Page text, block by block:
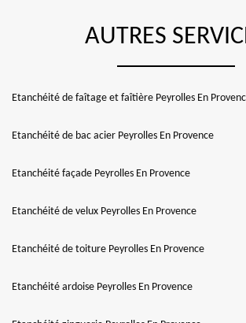
AUTRES
Etanchéité de faîtage et faîtière Peyrolles En
Etanchéité de bac acier Peyrolles En Provence
Etanchéité façade Peyrolles En Provence
Etanchéité de velux Peyrolles En Provence
Etanchéité de toiture Peyrolles En Provence
Etanchéité ardoise Peyrolles En Provence